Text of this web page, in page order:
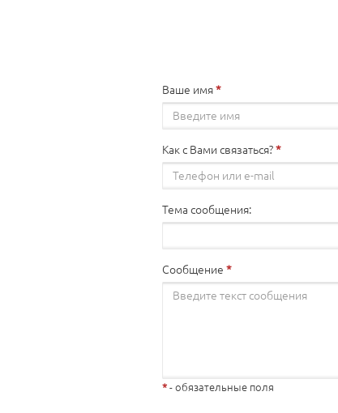
Ваше имя
Как с Вами связаться?
Тема сообщения:
Сообщение
- обязательные поля